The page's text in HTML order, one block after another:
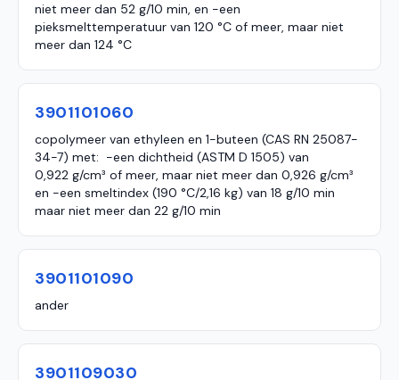
niet meer dan 52 g/10 min, en -een
pieksmelttemperatuur van 120 °C of meer, maar niet
meer dan 124 °C
3901101060
copolymeer van ethyleen en 1-buteen (CAS RN 25087-
34-7) met: -een dichtheid (ASTM D 1505) van
0,922 g/cm³ of meer, maar niet meer dan 0,926 g/cm³
en -een smeltindex (190 °C/2,16 kg) van 18 g/10 min
maar niet meer dan 22 g/10 min
3901101090
ander
3901109030